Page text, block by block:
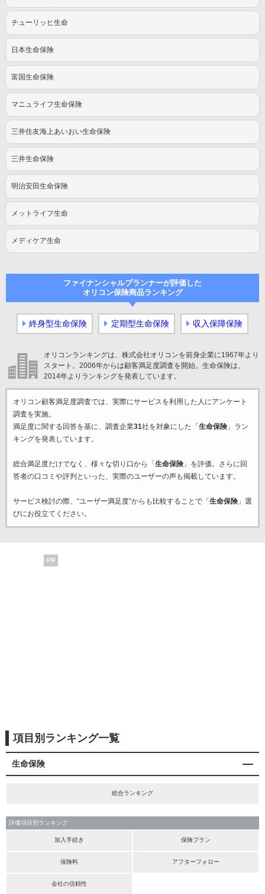
チューリッヒ生命
日本生命保険
富国生命保険
マニュライフ生命保険
三井住友海上あいおい生命保険
三井生命保険
明治安田生命保険
メットライフ生命
メディケア生命
ファイナンシャルプランナーが評価した
オリコン保険商品ランキング
終身型生命保険 定期型生命保険 収入保障保険
オリコンランキングは、株式会社オリコンを前身企業に1967年より
スタート。2006年からは顧客満足度調査を開始。生命保険は、
2014年よりランキングを発表しています。
オリコン顧客満足度調査では、実際にサービスを利用した 人にアンケート
調査を実施。
満足度に関する回答を基に、調査企業31社を対象にした「 生命保険」ラン
キングを発表しています。
総合満足度だけでなく、様々な切り口から「 生命保険」を評価。さらに回
答者の口コミや評判といった、実際のユーザーの声も掲載しています。
サービス検討の際、“ユーザー満足度”からも比較することで「 生命保険」選
びにお役立てください。
PR
項目別ランキング一覧
生命保険
総合ランキング
評価項目別ランキング
加入手続き 保険プラン
保険料 アフターフォロー
会社の信頼性